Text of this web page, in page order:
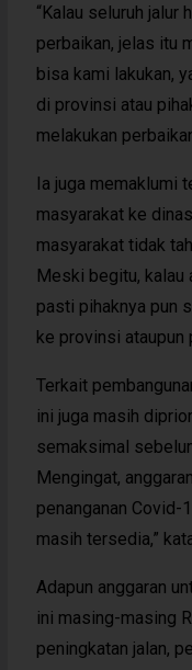
“Kalau seluruh jalur
perbaikan, jelas itu
bisa kami lakukan,
di provinsi atau
melakukan
Ia juga memaklumi
masyarakat ke
masyarakat tidak
Meski begitu, kalau
pasti pihaknya pun
ke provinsi ataupun
Terkait
ini juga masih
semaksimal
Mengingat,
penanganan Covid-
masih tersedia,”
Adapun anggaran
ini masing-masing
peningkatan jalan,